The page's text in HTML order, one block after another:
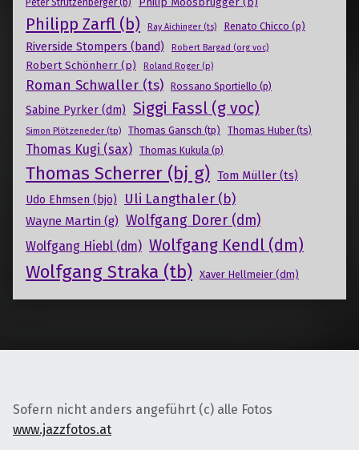
Peter Strutzenberger (b)
Philipp Zarfl (b) Ray Aichinger (ts) Renato Chicco (p)
Riverside Stompers (band) Robert Bargad (org voc)
Robert Schönherr (p) Roland Roger (p)
Roman Schwaller (ts) Rossano Sportiello (p)
Sabine Pyrker (dm) Siggi Fassl (g voc)
Simon Plötzeneder (tp) Thomas Gansch (tp) Thomas Huber (ts)
Thomas Kugi (sax) Thomas Kukula (p)
Thomas Scherrer (bj g) Tom Müller (ts)
Udo Ehmsen (bjo)
Uli Langthaler (b)
Wayne Martin (g) Wolfgang Dorer (dm)
Wolfgang Hiebl (dm) Wolfgang Kendl (dm)
Wolfgang Straka (tb) Xaver Hellmeier (dm)
Sofern nicht anders angeführt (c) alle Fotos
www.jazzfotos.at